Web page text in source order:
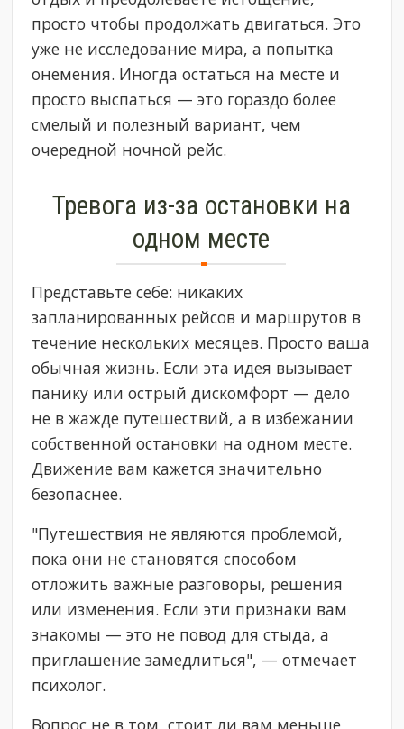
просто чтобы продолжать двигаться. Это
уже не исследование мира, а попытка
онемения. Иногда остаться на месте и
просто выспаться — это гораздо более
смелый и полезный вариант, чем
очередной ночной рейс.
Тревога из-за остановки на
одном месте
Представьте себе: никаких
запланированных рейсов и маршрутов в
течение нескольких месяцев. Просто ваша
обычная жизнь. Если эта идея вызывает
панику или острый дискомфорт — дело
не в жажде путешествий, а в избежании
собственной остановки на одном месте.
Движение вам кажется значительно
безопаснее.
"Путешествия не являются проблемой,
пока они не становятся способом
отложить важные разговоры, решения
или изменения. Если эти признаки вам
знакомы — это не повод для стыда, а
приглашение замедлиться", — отмечает
психолог.
Вопрос не в том, стоит ли вам меньше